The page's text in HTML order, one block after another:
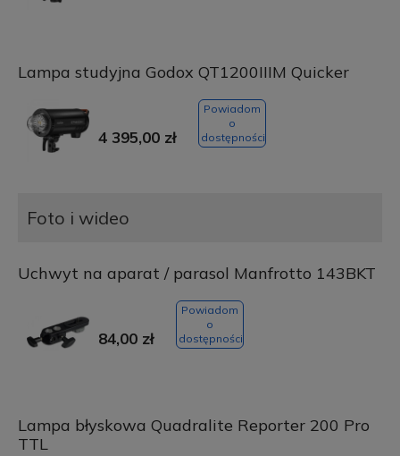
Lampa studyjna Godox QT1200IIIM Quicker
4 395,00 zł
Powiadom
o
dostępności
Foto i wideo
Uchwyt na aparat / parasol Manfrotto 143BKT
84,00 zł
Powiadom
o
dostępności
Lampa błyskowa Quadralite Reporter 200 Pro
TTL